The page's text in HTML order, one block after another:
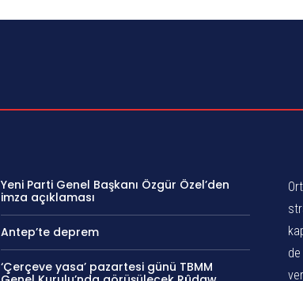
Yeni Parti Genel Başkanı Özgür Özel’den
imza açıklaması
Antep’te deprem
‘Çerçeve yasa’ pazartesi günü TBMM